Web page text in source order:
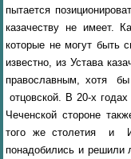
пытается
казачеству не имеет.
которые не могут быть
известно, из Устава
православным, хотя
отцовской. В 20-х
Чеченской стороне
того же столетия и
понадобились и решили